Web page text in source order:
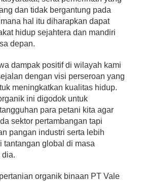
dan tidak bergantung pada
hal itu diharapkan dapat
hidup sejahtera dan mandiri
depan.
dampak positif di wilayah kami
dengan visi perseroan yang
meningkatkan kualitas hidup.
ini digodok untuk
para petani kita agar
sektor pertambangan tapi
pangan industri serta lebih
tantangan global di masa
dia.
organik binaan PT Vale